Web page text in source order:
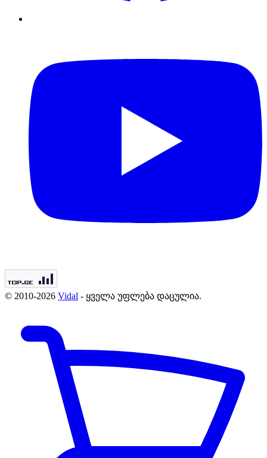
© 2010-2026 Vidal - ყველა უფლება დაცულია.